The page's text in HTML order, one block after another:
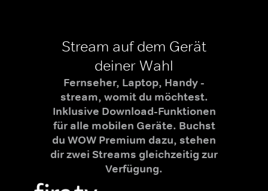
Stream auf dem Gerät
deiner Wahl
Fernseher, Laptop, Handy -
stream, womit du möchtest.
Inklusive Download-Funktionen
für alle mobilen Geräte. Buchst
du WOW Premium dazu, stehen
dir zwei Streams gleichzeitig zur
Verfügung.